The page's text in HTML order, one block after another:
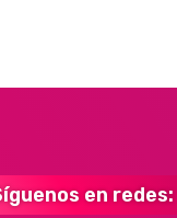
en redes: